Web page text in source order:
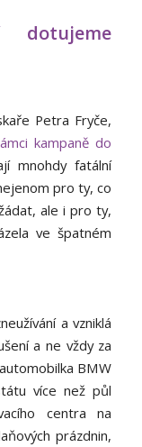
Petra Fryče,
kampaně do
mnohdy fatální
pro ty, co
ale i pro ty,
ve špatném
a vzniklá
a ne vždy za
BMW
více než půl
centra na
prázdnin,